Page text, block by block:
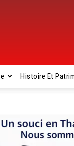
Histoire Et